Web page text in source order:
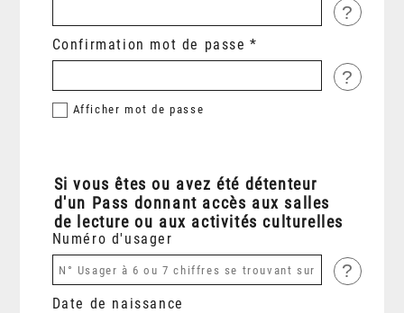
?
Confirmation mot de passe
?
Afficher mot de passe
Si vous êtes ou avez été détenteur
d'un Pass donnant accès aux salles
de lecture ou aux activités culturelles
Numéro d'usager
?
Date de naissance